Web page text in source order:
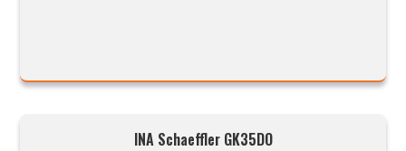
INA Schaeffler GK35DO